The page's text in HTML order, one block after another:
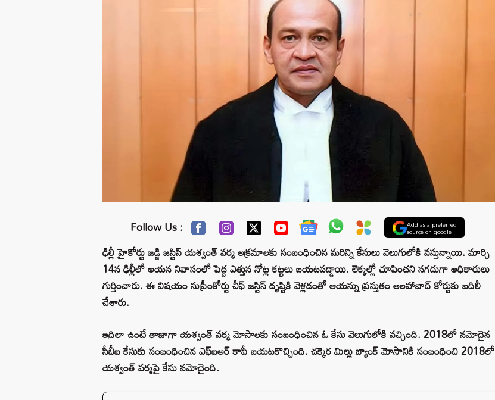
Follow Us : Add as a preferred
source on google
ఢిల్లీ హైకోర్టు జడ్జి జస్టిస్ యశ్వంత్ వర్మ అక్రమాలకు సంబంధించిన మరిన్ని కేసులు వెలుగులోకి వస్తున్నాయి. మార్చి
14న ఢిల్లీలో ఆయన నివాసంలో పెద్ద ఎత్తున నోట్ల కట్టలు బయటపడ్డాయి. లెక్కల్లో చూపించని నగదుగా అధికారులు
గుర్తించారు. ఈ విషయం సుప్రీంకోర్టు చీఫ్ జస్టిస్ దృష్టికి వెళ్లడంతో ఆయన్ను ప్రస్తుతం అలహాబాద్ కోర్టుకు బదిలీ
చేశారు.
ఇదిలా ఉంటే తాజాగా యశ్వంత్ వర్మ మోసాలకు సంబంధించిన ఓ కేసు వెలుగులోకి వచ్చింది. 2018లో నమోదైన
సీబీఐ కేసుకు సంబంధించిన ఎఫ్‌ఐఆర్ కాపీ బయటకొచ్చింది. చక్కెర మిల్లు బ్యాంక్ మోసానికి సంబంధించి 2018లో
యశ్వంత్ వర్మపై కేసు నమోదైంది.